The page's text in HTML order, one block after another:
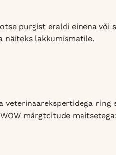
purgist eraldi einena või
näiteks lakkumismatile.
ning
märgtoitude